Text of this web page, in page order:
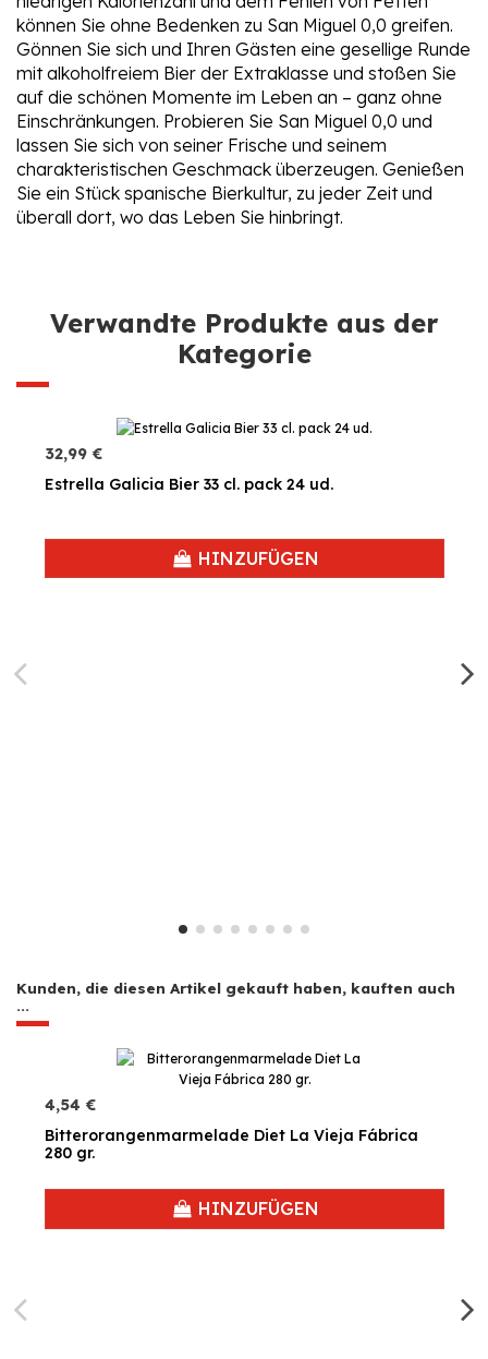
können Sie ohne Bedenken zu San Miguel 0,0 greifen.
Gönnen Sie sich und Ihren Gästen eine gesellige Runde
mit alkoholfreiem Bier der Extraklasse und stoßen Sie
auf die schönen Momente im Leben an – ganz ohne
Einschränkungen. Probieren Sie San Miguel 0,0 und
lassen Sie sich von seiner Frische und seinem
charakteristischen Geschmack überzeugen. Genießen
Sie ein Stück spanische Bierkultur, zu jeder Zeit und
überall dort, wo das Leben Sie hinbringt.
Verwandte Produkte aus der
Kategorie
32,99 €
Estrella Galicia Bier 33 cl. pack 24 ud.
HINZUFÜGEN
Kunden, die diesen Artikel gekauft haben, kauften auch
...
4,54 €
Bitterorangenmarmelade Diet La Vieja Fábrica
280 gr.
HINZUFÜGEN